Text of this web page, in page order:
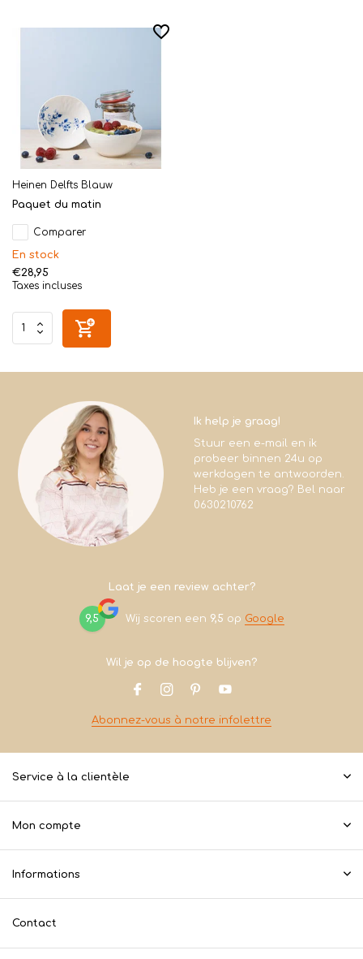
Heinen Delfts Blauw
Paquet du matin
Comparer
En stock
€28,95
Taxes incluses
Ik help je graag!
Stuur een e-mail en ik
probeer binnen 24u op
werkdagen te antwoorden.
Heb je een vraag? Bel naar
0630210762
Laat je een review achter?
9,5 Wij scoren een 9,5 op Google
Wil je op de hoogte blijven?
Abonnez-vous à notre infolettre
Service à la clientèle
Mon compte
Informations
Contact